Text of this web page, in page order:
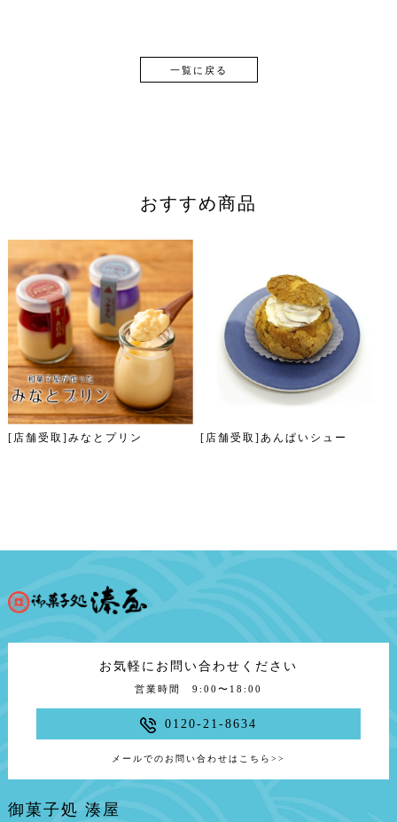
一覧に戻る
おすすめ商品
[店舗受取]みなとプリン [店舗受取]あんぱいシュー
御菓子処 湊屋
お気軽にお問い合わせください
営業時間 9:00〜18:00
0120-21-8634
メールでのお問い合わせはこちら >>